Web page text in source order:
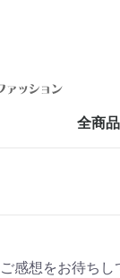
全商品
感想をお待ちし